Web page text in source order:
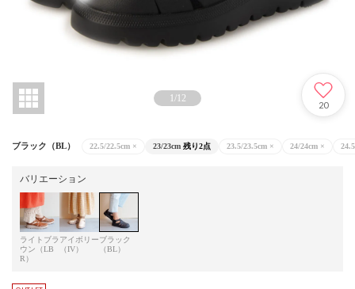
1/12
20
ブラック（BL） 22.5/22.5cm × 23/23cm 残り2点 23.5/23.5cm × 24/24cm ×
バリエーション
ライトブラ
ウン（LB
R）
アイボリー
（IV）
ブラック
（BL）